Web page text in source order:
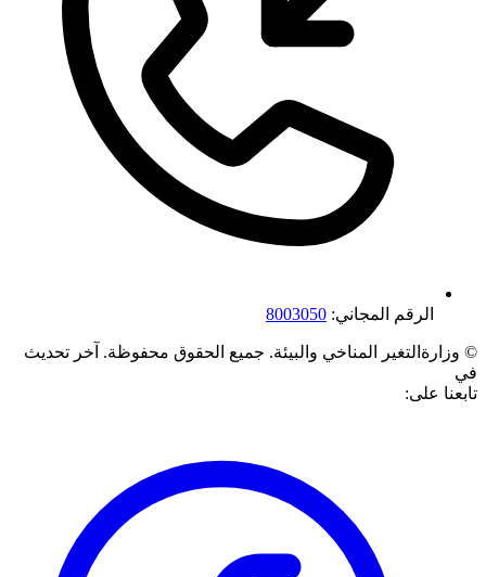
الرقم المجاني: 8003050
© وزارةالتغير المناخي والبيئة. جميع الحقوق محفوظة. آخر تحديث
في
تابعنا على: